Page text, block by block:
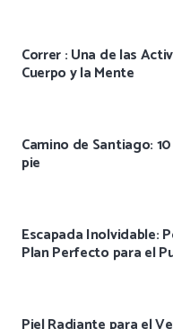
Correr : Una de las
Cuerpo y la Mente
Camino de Santiago:
pie
Escapada Inolvidable:
Plan Perfecto para el